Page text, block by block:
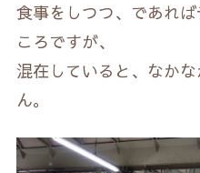
食事をしつつ、であれ
ころですが、
混在していると、なか
ん。